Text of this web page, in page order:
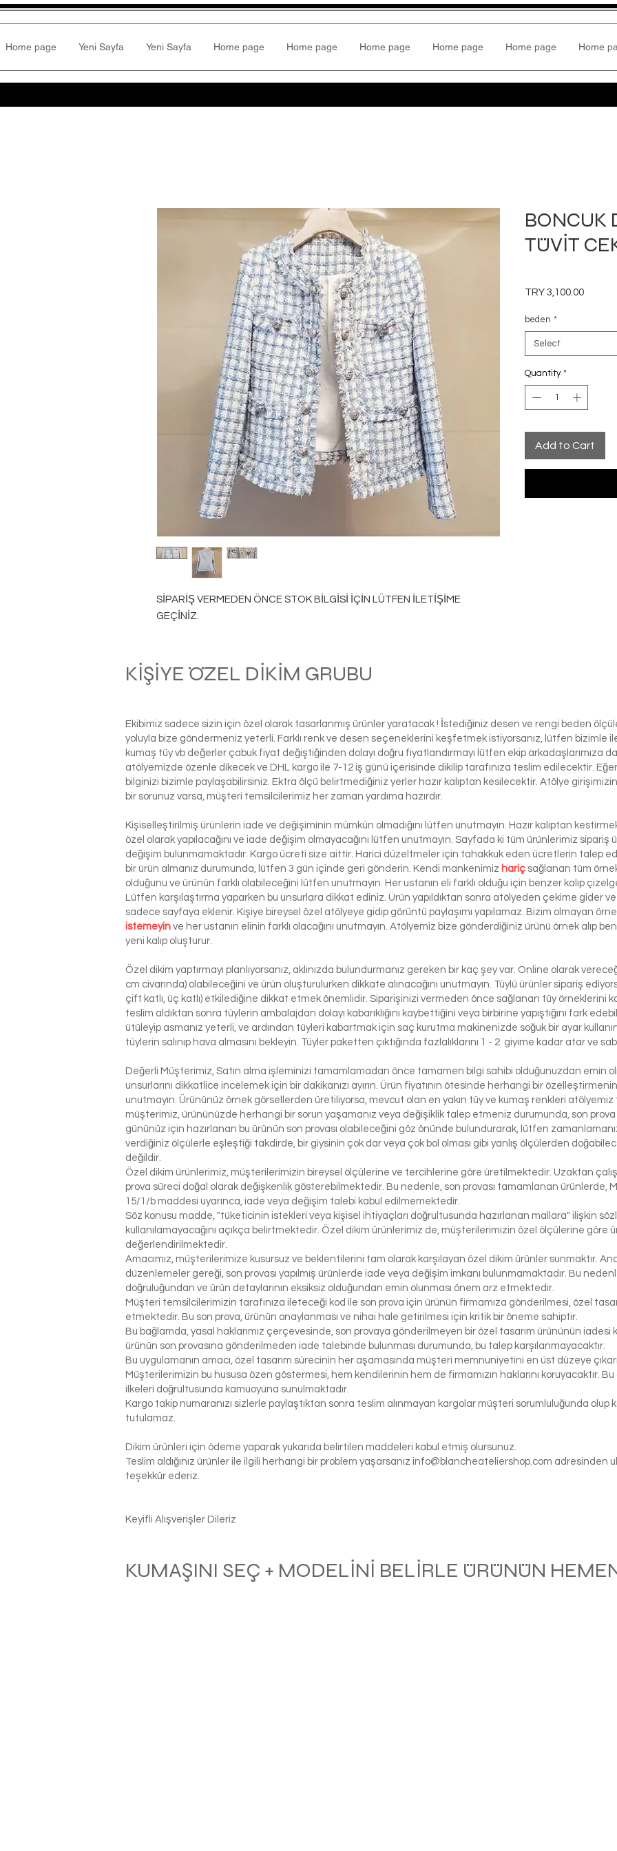
Home page Yeni Sayfa Yeni Sayfa Home page Home page Home page Home page Home page Home
SİPARİŞ VERMEDEN ÖNCE STOK BİLGİSİ İÇİN LÜTFEN İLETİŞİME
GEÇİNİZ.
BONCUK
TÜVİT
TRY 3,100.00Price
beden *
Select
Quantity *
Add to Cart
KİŞİYE ÖZEL DİKİM GRUBU
Ekibimiz sadece sizin için özel olarak tasarlanmış ürünler yaratacak ! İstediğiniz desen ve rengi beden
yoluyla bize göndermeniz yeterli. Farklı renk ve desen seçeneklerini keşfetmek istiyorsanız, lütfen bizimle
kumaş tüy vb değerler çabuk fiyat değiştiğinden dolayı doğru fiyatlandırmayı lütfen ekip arkadaşlarımıza
atölyemizde özenle dikecek ve DHL kargo ile 7-12 iş günü içerisinde dikilip tarafınıza teslim edilecektir.
bilginizi bizimle paylaşabilirsiniz. Ektra ölçü belirtmediğiniz yerler hazır kalıptan kesilecektir. Atölye
bir sorunuz varsa, müşteri temsilcilerimiz her zaman yardıma hazırdır.
Kişiselleştirilmiş ürünlerin iade ve değişiminin mümkün olmadığını lütfen unutmayın. Hazır kalıptan
özel olarak yapılacağını ve iade değişim olmayacağını lütfen unutmayın. Sayfada ki tüm ürünlerimiz
değişim bulunmamaktadır. Kargo ücreti size aittir. Harici düzeltmeler için tahakkuk eden ücretlerin talep
bir ürün almanız durumunda, lütfen 3 gün içinde geri gönderin. Kendi mankenimiz hariç sağlanan tüm
olduğunu ve ürünün farklı olabileceğini lütfen unutmayın. Her ustanın eli farklı olduğu için benzer kalıp
Lütfen karşılaştırma yaparken bu unsurlara dikkat ediniz. Ürün yapıldıktan sonra atölyeden çekime gider
sadece sayfaya eklenir. Kişiye bireysel özel atölyeye gidip görüntü paylaşımı yapılamaz. Bizim olmayan
istemeyin ve her ustanın elinin farklı olacağını unutmayın. Atölyemiz bize gönderdiğiniz ürünü örnek alıp
yeni kalıp oluşturur.
Özel dikim yaptırmayı planlıyorsanız, aklınızda bulundurmanız gereken bir kaç şey var. Online olarak
cm civarında) olabileceğini ve ürün oluşturulurken dikkate alınacağını unutmayın. Tüylü ürünler sipariş
çift katlı, üç katlı) etkilediğine dikkat etmek önemlidir. Siparişinizi vermeden önce sağlanan tüy örneklerini
teslim aldıktan sonra tüylerin ambalajdan dolayı kabarıklığını kaybettiğini veya birbirine yapıştığını fark
ütüleyip asmanız yeterli, ve ardından tüyleri kabartmak için saç kurutma makinenizde soğuk bir ayar
tüylerin salınıp hava almasını bekleyin. Tüyler paketten çıktığında fazlalıklarını 1 - 2 giyime kadar atar ve
Değerli Müşterimiz, Satın alma işleminizi tamamlamadan önce tamamen bilgi sahibi olduğunuzdan emin
unsurlarını dikkatlice incelemek için bir dakikanızı ayırın. Ürün fiyatının ötesinde herhangi bir
unutmayın. Ürününüz örnek görsellerden üretiliyorsa, mevcut olan en yakın tüy ve kumaş renkleri
müşterimiz, ürününüzde herhangi bir sorun yaşamanız veya değişiklik talep etmeniz durumunda, son
gününüz için hazırlanan bu ürünün son provası olabileceğini göz önünde bulundurarak, lütfen
verdiğiniz ölçülerle eşleştiği takdirde, bir giysinin çok dar veya çok bol olması gibi yanlış ölçülerden
değildir.
Özel dikim ürünlerimiz, müşterilerimizin bireysel ölçülerine ve tercihlerine göre üretilmektedir. Uzaktan
prova süreci doğal olarak değişkenlik gösterebilmektedir. Bu nedenle, son provası tamamlanan ürünlerde,
15/1/b maddesi uyarınca, iade veya değişim talebi kabul edilmemektedir.
Söz konusu madde, "tüketicinin istekleri veya kişisel ihtiyaçları doğrultusunda hazırlanan mallara" ilişkin
kullanılamayacağını açıkça belirtmektedir. Özel dikim ürünlerimiz de, müşterilerimizin özel ölçülerine göre
değerlendirilmektedir.
Amacımız, müşterilerimize kusursuz ve beklentilerini tam olarak karşılayan özel dikim ürünler sunmaktır.
düzenlemeler gereği, son provası yapılmış ürünlerde iade veya değişim imkanı bulunmamaktadır. Bu
doğruluğundan ve ürün detaylarının eksiksiz olduğundan emin olunması önem arz etmektedir.
Müşteri temsilcilerimizin tarafınıza ileteceği kod ile son prova için ürünün firmamıza gönderilmesi, özel
etmektedir. Bu son prova, ürünün onaylanması ve nihai hale getirilmesi için kritik bir öneme sahiptir.
Bu bağlamda, yasal haklarımız çerçevesinde, son provaya gönderilmeyen bir özel tasarım ürününün
ürünün son provasına gönderilmeden iade talebinde bulunması durumunda, bu talep karşılanmayacaktır.
Bu uygulamanın amacı, özel tasarım sürecinin her aşamasında müşteri memnuniyetini en üst düzeye
Müşterilerimizin bu hususa özen göstermesi, hem kendilerinin hem de firmamızın haklarını koruyacaktır.
ilkeleri doğrultusunda kamuoyuna sunulmaktadır.
Kargo takip numaranızı sizlerle paylaştıktan sonra teslim alınmayan kargolar müşteri sorumluluğunda olup
tutulamaz.
Dikim ürünleri için ödeme yaparak yukarıda belirtilen maddeleri kabul etmiş olursunuz.
Teslim aldığınız ürünler ile ilgili herhangi bir problem yaşarsanız info@blancheateliershop.com adresinden
teşekkür ederiz.
Keyifli Alışverişler Dileriz
KUMAŞINI SEÇ + MODELİNİ BELİRLE ÜRÜNÜN